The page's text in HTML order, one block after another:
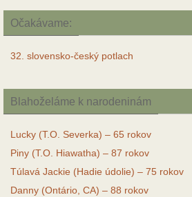
Očakávame:
32. slovensko-český potlach
Blahoželáme k narodeninám
Lucky (T.O. Severka) – 65 rokov
Piny (T.O. Hiawatha) – 87 rokov
Túlavá Jackie (Hadie údolie) – 75 rokov
Danny (Ontário, CA) – 88 rokov